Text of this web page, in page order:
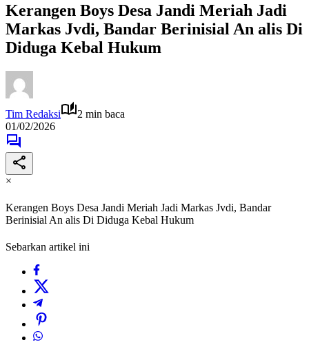
Kerangen Boys Desa Jandi Meriah Jadi
Markas Jvdi, Bandar Berinisial An alis Di
Diduga Kebal Hukum
Tim Redaksi
2 min baca
01/02/2026
×
Kerangen Boys Desa Jandi Meriah Jadi Markas Jvdi, Bandar
Berinisial An alis Di Diduga Kebal Hukum
Sebarkan artikel ini